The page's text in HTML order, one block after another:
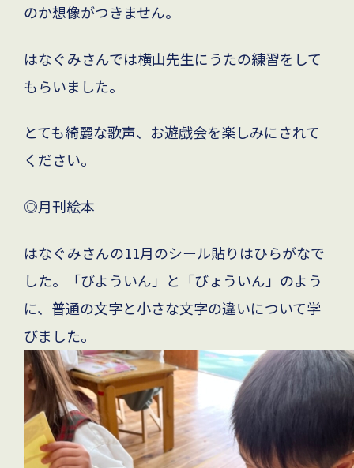
のか想像がつきません。
はなぐみさんでは横山先生にうたの練習をして
もらいました。
とても綺麗な歌声、お遊戯会を楽しみにされて
ください。
◎月刊絵本
はなぐみさんの11月のシール貼りはひらがなで
した。「びよういん」と「びょういん」のよう
に、普通の文字と小さな文字の違いについて学
びました。